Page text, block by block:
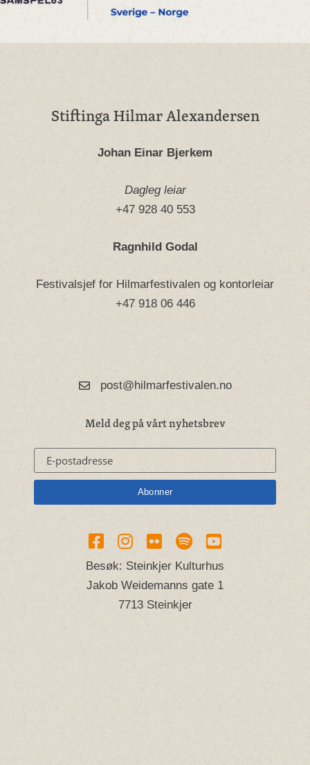
Stiftinga Hilmar Alexandersen
Johan Einar Bjerkem
Dagleg leiar
+47 928 40 553
Ragnhild Godal
Festivalsjef for Hilmarfestivalen og kontorleiar
+47 918 06 446
post@hilmarfestivalen.no
Meld deg på vårt nyhetsbrev
Besøk: Steinkjer Kulturhus
Jakob Weidemanns gate 1
7713 Steinkjer